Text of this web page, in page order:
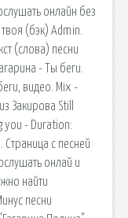
онлайн без
(бэк) Admin.
(слова) песни
- Ты беги.
видео. Mix -
Закирова Still
you - Duration:
с песней
онлай и
найти
песни